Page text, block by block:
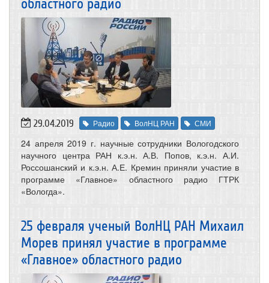
областного радио
29.04.2019 Радио ВолНЦ РАН СМИ
24 апреля 2019 г. научные сотрудники Вологодского
научного центра РАН к.э.н. А.В. Попов, к.э.н. А.И.
Россошанский и к.э.н. А.Е. Кремин приняли участие в
программе «Главное» областного радио ГТРК
«Вологда».
25 февраля ученый ВолНЦ РАН Михаил
Морев принял участие в программе
«Главное» областного радио